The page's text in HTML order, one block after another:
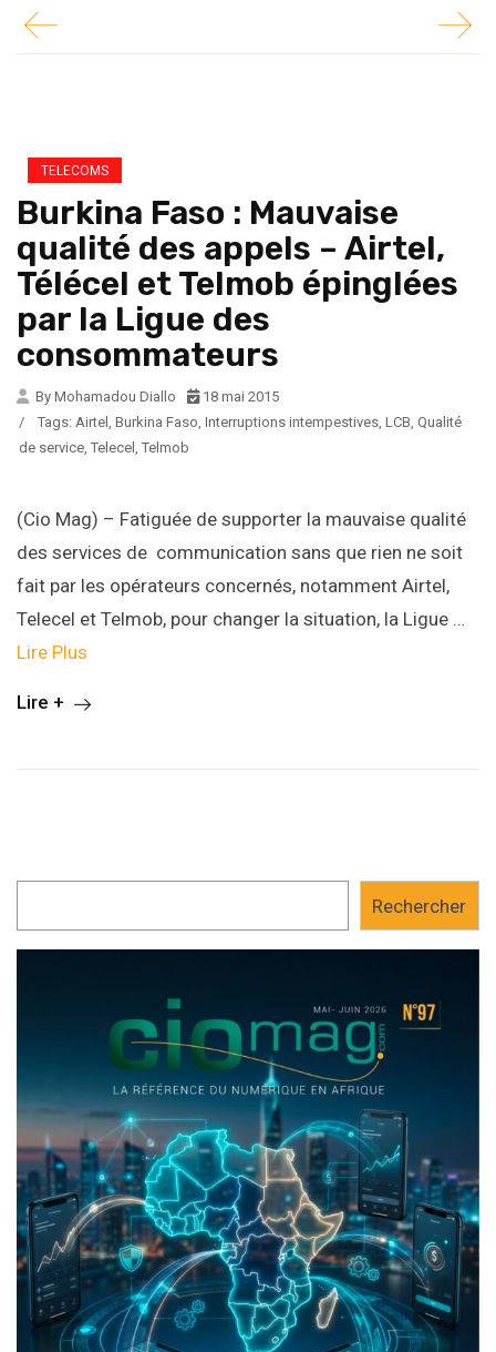
TELECOMS
Burkina Faso : Mauvaise
qualité des appels – Airtel,
Télécel et Telmob épinglées
par la Ligue des
consommateurs
By Mohamadou Diallo
18 mai 2015
/
Tags: Airtel , Burkina Faso, Interruptions intempestives, LCB, Qualité
de service, Telecel , Telmob
(Cio Mag) – Fatiguée de supporter la mauvaise qualité
des services de communication sans que rien ne soit
fait par les opérateurs concernés, notamment Airtel,
Telecel et Telmob, pour changer la situation, la Ligue …
Lire Plus
Lire +
Rechercher